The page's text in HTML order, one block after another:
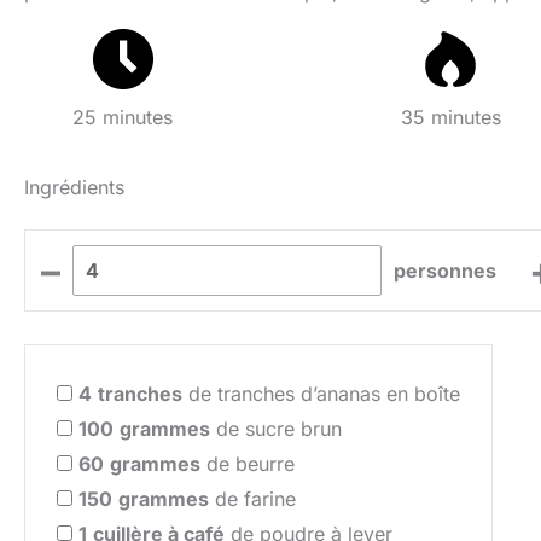
25 minutes 35 minutes
Ingrédients
– personnes
4 tranches de tranches d’ananas en boîte
100 grammes de sucre brun
60 grammes de beurre
150 grammes de farine
1 cuillère à café de poudre à lever